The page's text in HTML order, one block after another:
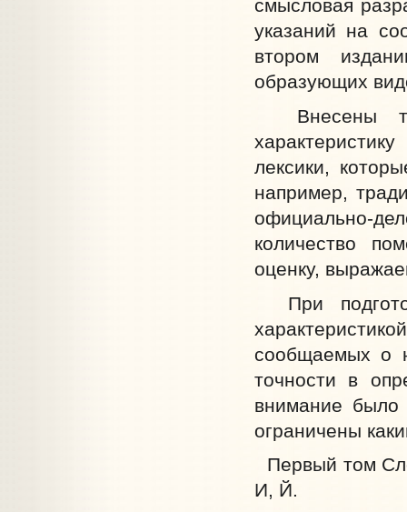
смысловая
указаний на
втором
образующих
Внесены
лексики,
например,
официально-
количество
оценку,
При
сообщаемых о
точности в
внимание было
ограничены
Первый том
И, Й.